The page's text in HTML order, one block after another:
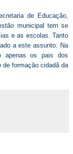
de Educação,
municipal tem se
e as escolas. Tanto
a este assunto. Na
apenas os pais dos
formação cidadã da